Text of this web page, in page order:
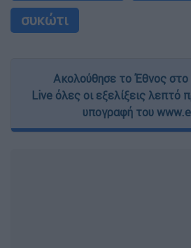
συκώτι
Ακολούθησε το Έθνος στο
Live όλες οι εξελίξεις λεπτό
υπογραφή του